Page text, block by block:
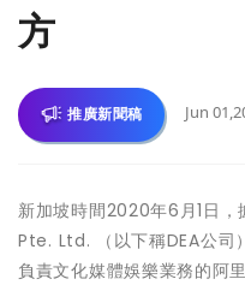
方
推廣新聞稿 Jun
新加坡時間2020年6月1日
Pte. Ltd. （以下稱DEA公司
負責文化媒體娛樂業務的阿